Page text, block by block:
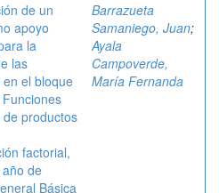
de un
apoyo
la
las
el bloque
productos
factorial,
de
Básica
Barrazueta
Samaniego, Juan;
Ayala
Campoverde,
María Fernanda